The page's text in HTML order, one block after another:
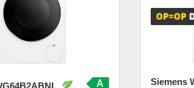
A Siemens